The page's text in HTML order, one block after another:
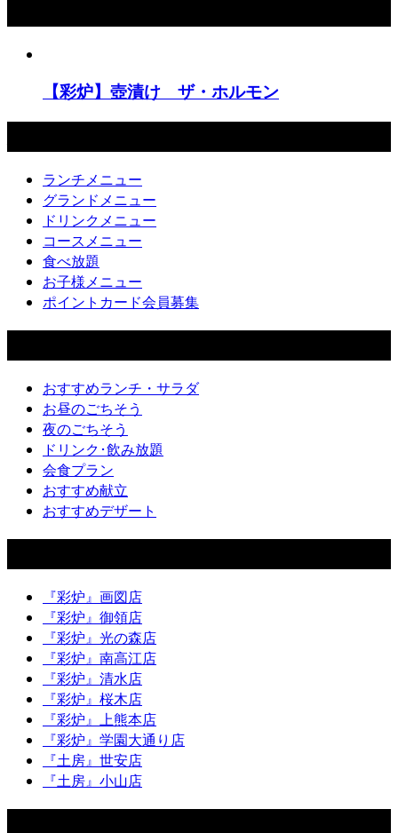
【彩炉】壺漬け ザ・ホルモン
ランチメニュー
グランドメニュー
ドリンクメニュー
コースメニュー
食べ放題
お子様メニュー
ポイントカード会員募集
おすすめランチ・サラダ
お昼のごちそう
夜のごちそう
ドリンク･飲み放題
会食プラン
おすすめ献立
おすすめデザート
『彩炉』画図店
『彩炉』御領店
『彩炉』光の森店
『彩炉』南高江店
『彩炉』清水店
『彩炉』桜木店
『彩炉』上熊本店
『彩炉』学園大通り店
『土房』世安店
『土房』小山店